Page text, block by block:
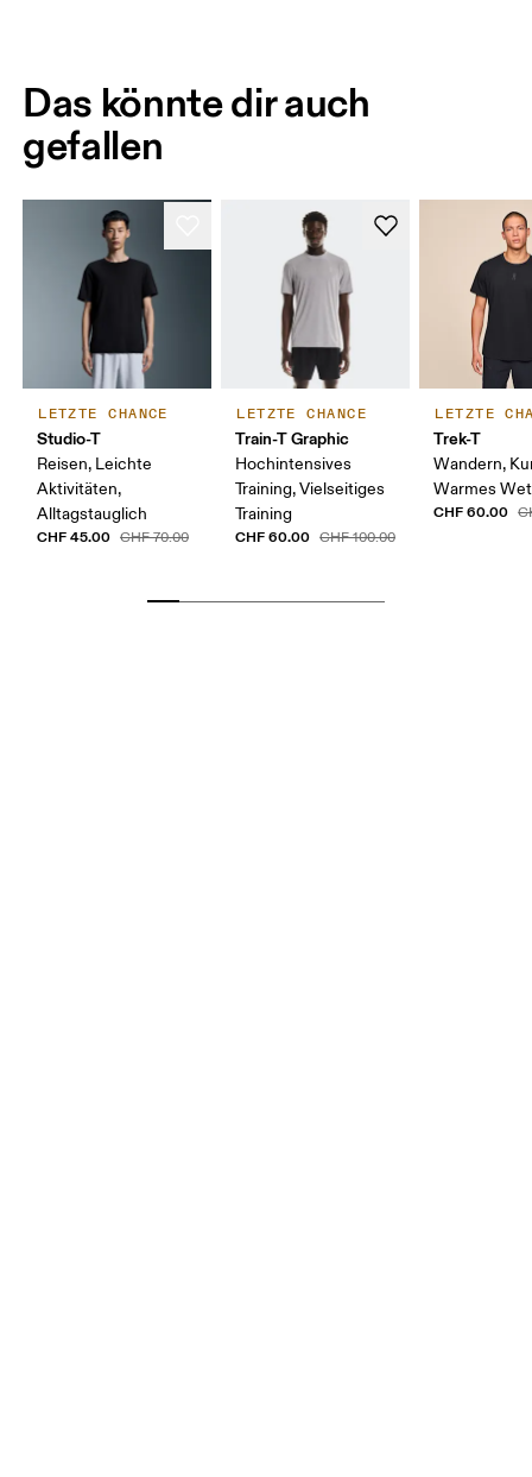
Das könnte dir auch
gefallen
LETZTE CHANCE
Studio-T
Reisen, Leichte
Aktivitäten,
Alltagstauglich
CHF 45.00 CHF 70.00
LETZTE CHANCE
Train-T Graphic
Hochintensives
Training, Vielseitiges
Training
CHF 60.00 CHF 100.00
LETZTE
Trek-T
Wandern,
Warmes
CHF 60.00